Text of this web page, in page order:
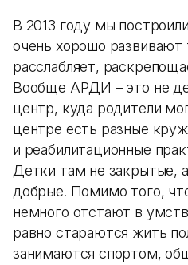
В 2013 году мы
очень хорошо развивают
расслабляет,
Вообще АРДИ – это не
центр, куда родители
центре есть разные
и реабилитационные
Детки там не закрытые,
добрые. Помимо того,
немного отстают в
равно стараются жить
занимаются спортом,